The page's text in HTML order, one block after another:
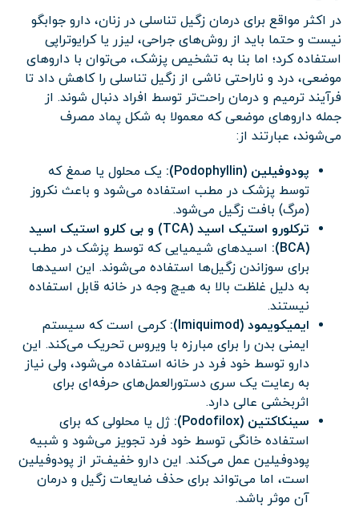
در اکثر مواقع برای درمان زگیل تناسلی در زنان، دارو جوابگو
نیست و حتما باید از روش‌های جراحی، لیزر یا کرایوتراپی
استفاده کرد؛ اما بنا به تشخیص پزشک، می‌توان با داروهای
موضعی، درد و ناراحتی ناشی از زگیل تناسلی را کاهش داد تا
فرآیند ترمیم و درمان راحت‌تر توسط افراد دنبال شوند. از
جمله داروهای موضعی که معمولا به شکل پماد مصرف
می‌شوند، عبارتند از:
پودوفیلین (Podophyllin):
یک محلول یا صمغ که
توسط پزشک در مطب استفاده می‌شود و باعث نکروز
(مرگ) بافت زگیل می‌شود.
ترکلورو استیک اسید (TCA) و بی کلرو استیک اسید
(BCA):
اسیدهای شیمیایی که توسط پزشک در مطب
برای سوزاندن زگیل‌ها استفاده می‌شوند. این اسیدها
به دلیل غلظت بالا به هیچ وجه در خانه قابل استفاده
نیستند.
ایمیکویمود (Imiquimod):
کرمی است که سیستم
ایمنی بدن را برای مبارزه با ویروس تحریک می‌کند. این
دارو توسط خود فرد در خانه استفاده می‌شود، ولی نیاز
به رعایت یک سری دستورالعمل‌های حرفه‌ای برای
اثربخشی عالی دارد.
سینکاکتین (Podofilox):
ژل یا محلولی که برای
استفاده خانگی توسط خود فرد تجویز می‌شود و شبیه
پودوفیلین عمل می‌کند. این دارو خفیف‌تر از پودوفیلین
است، اما می‌تواند برای حذف ضایعات زگیل و درمان
آن موثر باشد.